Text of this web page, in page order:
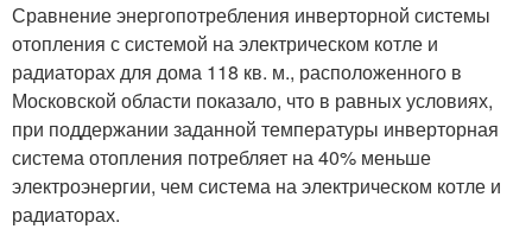
Сравнение энергопотребления инверторной системы
отопления с системой на электрическом котле и
радиаторах для дома 118 кв. м., расположенного в
Московской области показало, что в равных условиях,
при поддержании заданной температуры инверторная
система отопления потребляет на 40% меньше
электроэнергии, чем система на электрическом котле и
радиаторах.